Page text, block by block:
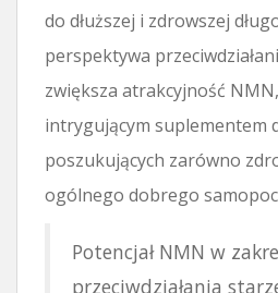
do dłuższej i zdrowszej
perspektywa
zwiększa atrakcyjność
intrygującym suplementem
poszukujących zarówno
ogólnego dobrego
Potencjał NMN w
przeciwdziałania